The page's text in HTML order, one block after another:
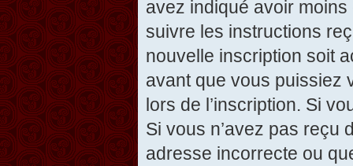
avez indiqué avoir
suivre les instructions
nouvelle inscription soit
avant que vous puissiez
lors de l’inscription. Si
Si vous n’avez pas reçu
adresse incorrecte ou